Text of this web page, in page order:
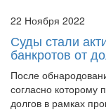
банкротов от
После
согласно которому
долгов в рамках
активнее это
Арбитражный суд